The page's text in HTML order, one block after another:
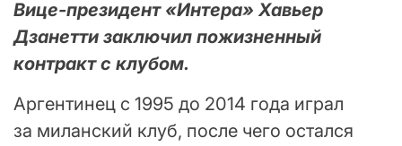
Вице-президент «Интера» Хавьер
Дзанетти заключил пожизненный
контракт с клубом.
Аргентинец с 1995 до 2014 года играл
за миланский клуб, после чего остался